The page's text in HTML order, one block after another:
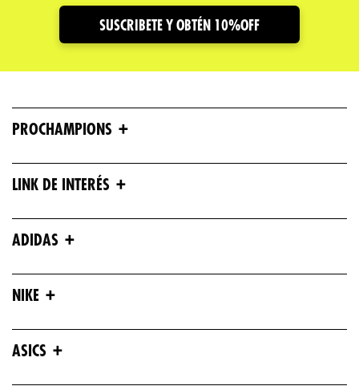
SUSCRIBETE Y OBTÉN 10%OFF
PROCHAMPIONS +
LINK DE INTERÉS +
ADIDAS +
NIKE +
ASICS +